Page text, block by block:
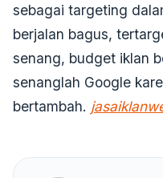
sebagai targeting
berjalan bagus,
senang, budget iklan
senanglah Google
bertambah.